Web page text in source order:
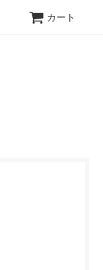
カート